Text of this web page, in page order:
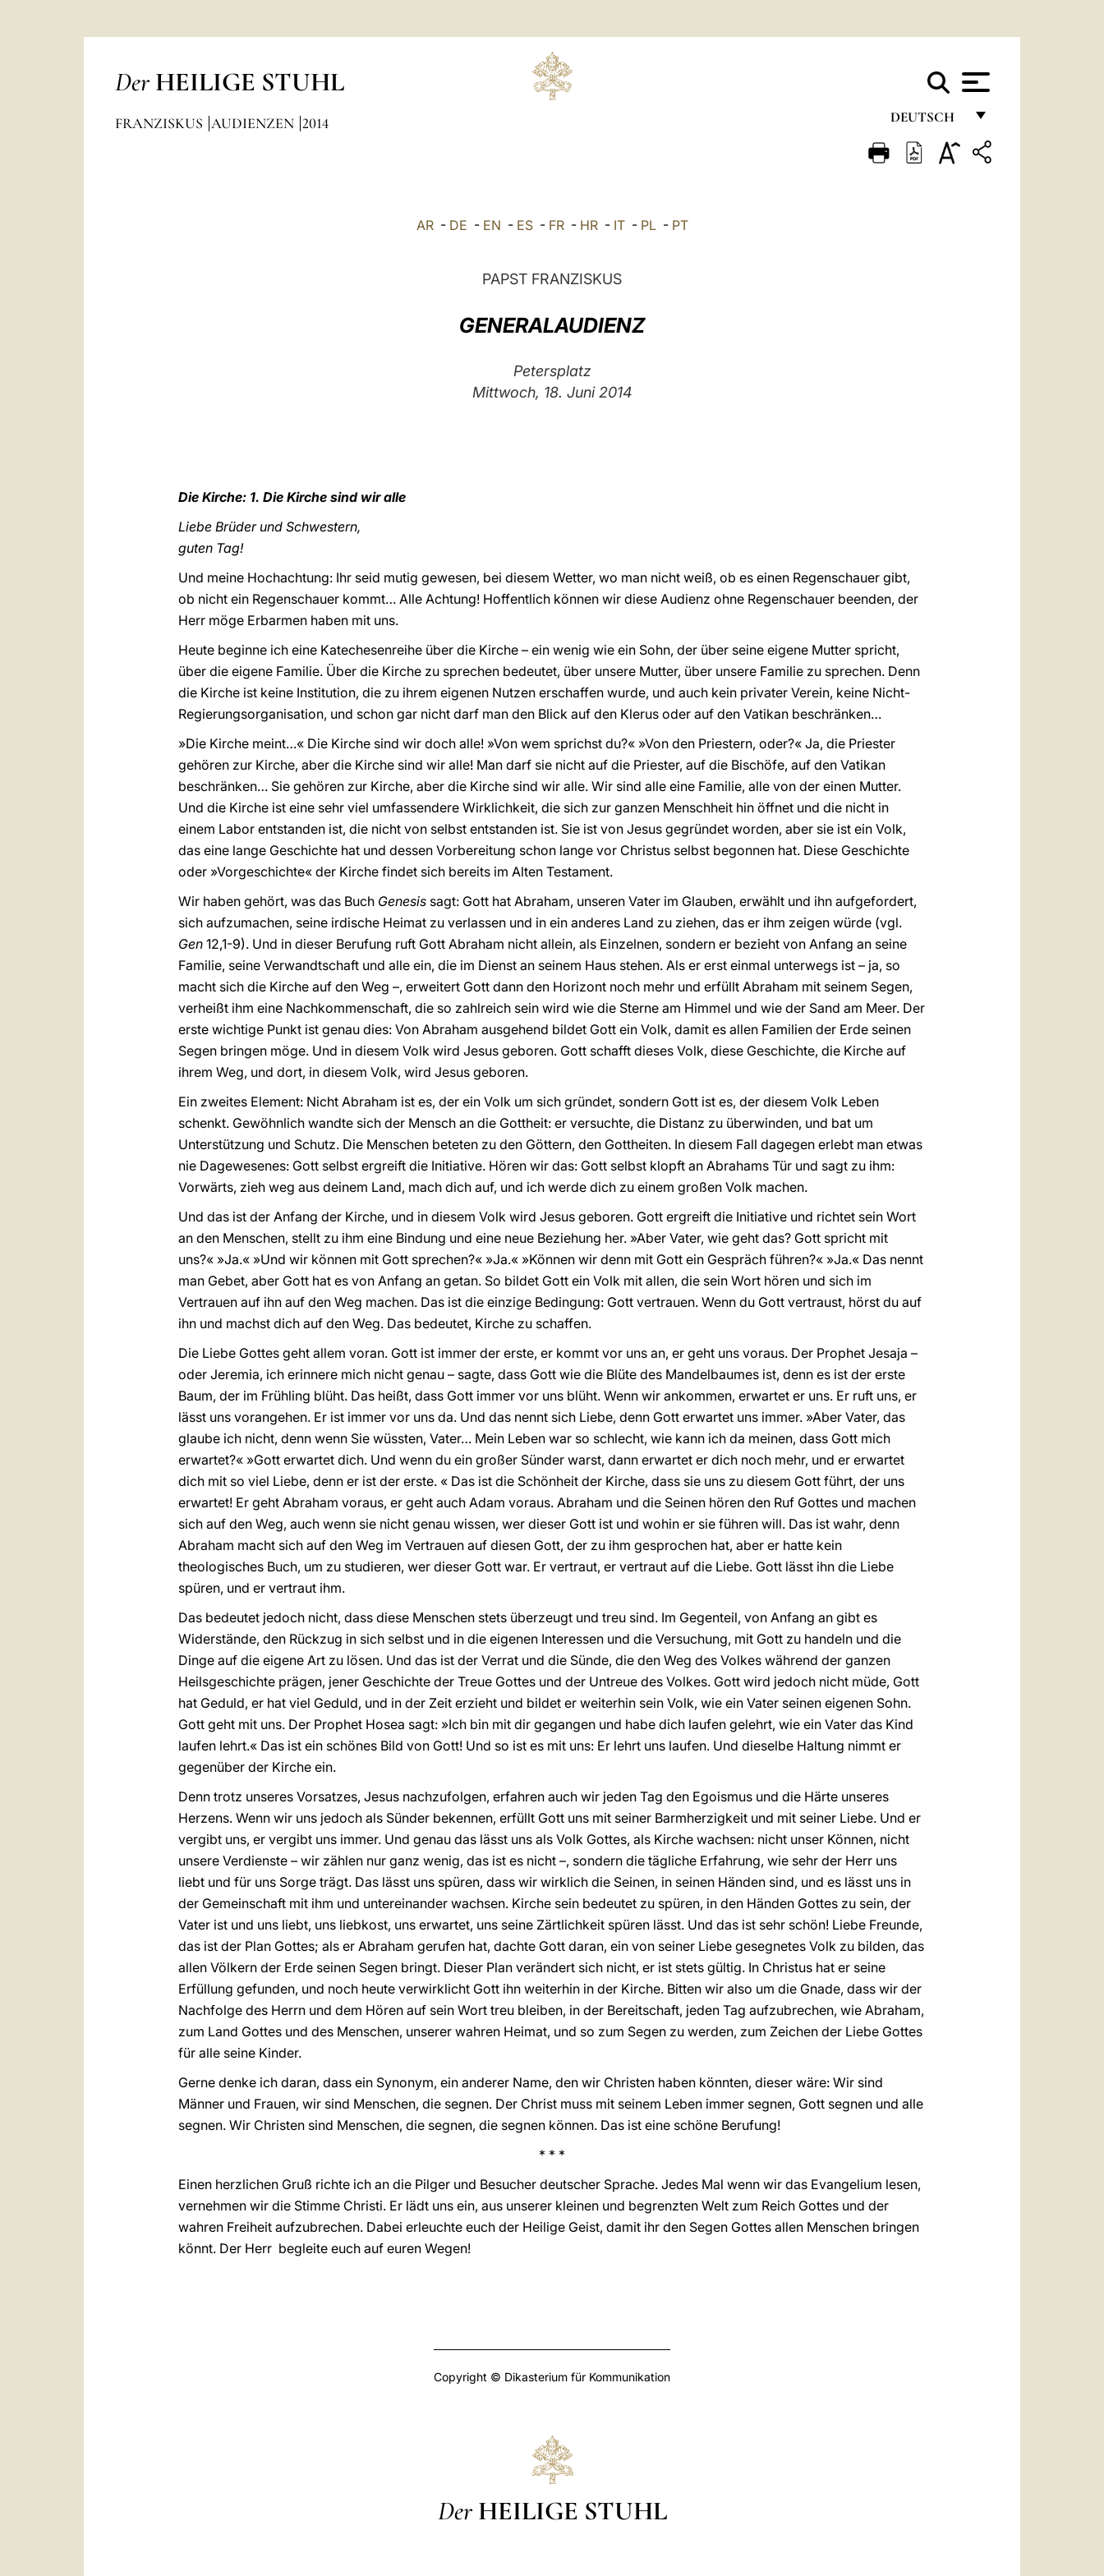
Der HEILIGE STUHL
DEUTSCH
FRANÇAIS
FRANZISKUS AUDIENZEN 2014
AR- DE - EN - ES- FR- HR- IT- PL- PT
PAPST FRANZISKUS
GENERALAUDIENZ
Petersplatz
Mittwoch, 18. Juni 2014
Die Kirche: 1. Die Kirche sind wir alle
Liebe Brüder und Schwestern,
guten Tag!
Und meine Hochachtung: Ihr seid mutig gewesen, bei diesem Wetter, wo man nicht weiß, ob es einen Regenschauer gibt,
ob nicht ein Regenschauer kommt… Alle Achtung! Hoffentlich können wir diese Audienz ohne Regenschauer beenden, der
Herr möge Erbarmen haben mit uns.
Heute beginne ich eine Katechesenreihe über die Kirche – ein wenig wie ein Sohn, der über seine eigene Mutter spricht,
über die eigene Familie. Über die Kirche zu sprechen bedeutet, über unsere Mutter, über unsere Familie zu sprechen. Denn
die Kirche ist keine Institution, die zu ihrem eigenen Nutzen erschaffen wurde, und auch kein privater Verein, keine Nicht-
Regierungsorganisation, und schon gar nicht darf man den Blick auf den Klerus oder auf den Vatikan beschränken…
»Die Kirche meint…« Die Kirche sind wir doch alle! »Von wem sprichst du?« »Von den Priestern, oder?« Ja, die Priester
gehören zur Kirche, aber die Kirche sind wir alle! Man darf sie nicht auf die Priester, auf die Bischöfe, auf den Vatikan
beschränken… Sie gehören zur Kirche, aber die Kirche sind wir alle. Wir sind alle eine Familie, alle von der einen Mutter.
Und die Kirche ist eine sehr viel umfassendere Wirklichkeit, die sich zur ganzen Menschheit hin öffnet und die nicht in
einem Labor entstanden ist, die nicht von selbst entstanden ist. Sie ist von Jesus gegründet worden, aber sie ist ein Volk,
das eine lange Geschichte hat und dessen Vorbereitung schon lange vor Christus selbst begonnen hat. Diese Geschichte
oder »Vorgeschichte« der Kirche findet sich bereits im Alten Testament.
Wir haben gehört, was das Buch Genesis sagt: Gott hat Abraham, unseren Vater im Glauben, erwählt und ihn aufgefordert,
sich aufzumachen, seine irdische Heimat zu verlassen und in ein anderes Land zu ziehen, das er ihm zeigen würde (vgl.
Gen 12,1-9). Und in dieser Berufung ruft Gott Abraham nicht allein, als Einzelnen, sondern er bezieht von Anfang an seine
Familie, seine Verwandtschaft und alle ein, die im Dienst an seinem Haus stehen. Als er erst einmal unterwegs ist – ja, so
macht sich die Kirche auf den Weg –, erweitert Gott dann den Horizont noch mehr und erfüllt Abraham mit seinem Segen,
verheißt ihm eine Nachkommenschaft, die so zahlreich sein wird wie die Sterne am Himmel und wie der Sand am Meer. Der
erste wichtige Punkt ist genau dies: Von Abraham ausgehend bildet Gott ein Volk, damit es allen Familien der Erde seinen
Segen bringen möge. Und in diesem Volk wird Jesus geboren. Gott schafft dieses Volk, diese Geschichte, die Kirche auf
ihrem Weg, und dort, in diesem Volk, wird Jesus geboren.
Ein zweites Element: Nicht Abraham ist es, der ein Volk um sich gründet, sondern Gott ist es, der diesem Volk Leben
schenkt. Gewöhnlich wandte sich der Mensch an die Gottheit: er versuchte, die Distanz zu überwinden, und bat um
Unterstützung und Schutz. Die Menschen beteten zu den Göttern, den Gottheiten. In diesem Fall dagegen erlebt man etwas
nie Dagewesenes: Gott selbst ergreift die Initiative. Hören wir das: Gott selbst klopft an Abrahams Tür und sagt zu ihm:
Vorwärts, zieh weg aus deinem Land, mach dich auf, und ich werde dich zu einem großen Volk machen.
Und das ist der Anfang der Kirche, und in diesem Volk wird Jesus geboren. Gott ergreift die Initiative und richtet sein Wort
an den Menschen, stellt zu ihm eine Bindung und eine neue Beziehung her. »Aber Vater, wie geht das? Gott spricht mit
uns?« »Ja.« »Und wir können mit Gott sprechen?« »Ja.« »Können wir denn mit Gott ein Gespräch führen?« »Ja.« Das nennt
man Gebet, aber Gott hat es von Anfang an getan. So bildet Gott ein Volk mit allen, die sein Wort hören und sich im
Vertrauen auf ihn auf den Weg machen. Das ist die einzige Bedingung: Gott vertrauen. Wenn du Gott vertraust, hörst du auf
ihn und machst dich auf den Weg. Das bedeutet, Kirche zu schaffen.
Die Liebe Gottes geht allem voran. Gott ist immer der erste, er kommt vor uns an, er geht uns voraus. Der Prophet Jesaja –
oder Jeremia, ich erinnere mich nicht genau – sagte, dass Gott wie die Blüte des Mandelbaumes ist, denn es ist der erste
Baum, der im Frühling blüht. Das heißt, dass Gott immer vor uns blüht. Wenn wir ankommen, erwartet er uns. Er ruft uns, er
lässt uns vorangehen. Er ist immer vor uns da. Und das nennt sich Liebe, denn Gott erwartet uns immer. »Aber Vater, das
glaube ich nicht, denn wenn Sie wüssten, Vater… Mein Leben war so schlecht, wie kann ich da meinen, dass Gott mich
erwartet?« »Gott erwartet dich. Und wenn du ein großer Sünder warst, dann erwartet er dich noch mehr, und er erwartet
dich mit so viel Liebe, denn er ist der erste. « Das ist die Schönheit der Kirche, dass sie uns zu diesem Gott führt, der uns
erwartet! Er geht Abraham voraus, er geht auch Adam voraus. Abraham und die Seinen hören den Ruf Gottes und machen
sich auf den Weg, auch wenn sie nicht genau wissen, wer dieser Gott ist und wohin er sie führen will. Das ist wahr, denn
Abraham macht sich auf den Weg im Vertrauen auf diesen Gott, der zu ihm gesprochen hat, aber er hatte kein
theologisches Buch, um zu studieren, wer dieser Gott war. Er vertraut, er vertraut auf die Liebe. Gott lässt ihn die Liebe
spüren, und er vertraut ihm.
Das bedeutet jedoch nicht, dass diese Menschen stets überzeugt und treu sind. Im Gegenteil, von Anfang an gibt es
Widerstände, den Rückzug in sich selbst und in die eigenen Interessen und die Versuchung, mit Gott zu handeln und die
Dinge auf die eigene Art zu lösen. Und das ist der Verrat und die Sünde, die den Weg des Volkes während der ganzen
Heilsgeschichte prägen, jener Geschichte der Treue Gottes und der Untreue des Volkes. Gott wird jedoch nicht müde, Gott
hat Geduld, er hat viel Geduld, und in der Zeit erzieht und bildet er weiterhin sein Volk, wie ein Vater seinen eigenen Sohn.
Gott geht mit uns. Der Prophet Hosea sagt: »Ich bin mit dir gegangen und habe dich laufen gelehrt, wie ein Vater das Kind
laufen lehrt.« Das ist ein schönes Bild von Gott! Und so ist es mit uns: Er lehrt uns laufen. Und dieselbe Haltung nimmt er
gegenüber der Kirche ein.
Denn trotz unseres Vorsatzes, Jesus nachzufolgen, erfahren auch wir jeden Tag den Egoismus und die Härte unseres
Herzens. Wenn wir uns jedoch als Sünder bekennen, erfüllt Gott uns mit seiner Barmherzigkeit und mit seiner Liebe. Und er
vergibt uns, er vergibt uns immer. Und genau das lässt uns als Volk Gottes, als Kirche wachsen: nicht unser Können, nicht
unsere Verdienste – wir zählen nur ganz wenig, das ist es nicht –, sondern die tägliche Erfahrung, wie sehr der Herr uns
liebt und für uns Sorge trägt. Das lässt uns spüren, dass wir wirklich die Seinen, in seinen Händen sind, und es lässt uns in
der Gemeinschaft mit ihm und untereinander wachsen. Kirche sein bedeutet zu spüren, in den Händen Gottes zu sein, der
Vater ist und uns liebt, uns liebkost, uns erwartet, uns seine Zärtlichkeit spüren lässt. Und das ist sehr schön! Liebe Freunde,
das ist der Plan Gottes; als er Abraham gerufen hat, dachte Gott daran, ein von seiner Liebe gesegnetes Volk zu bilden, das
allen Völkern der Erde seinen Segen bringt. Dieser Plan verändert sich nicht, er ist stets gültig. In Christus hat er seine
Erfüllung gefunden, und noch heute verwirklicht Gott ihn weiterhin in der Kirche. Bitten wir also um die Gnade, dass wir der
Nachfolge des Herrn und dem Hören auf sein Wort treu bleiben, in der Bereitschaft, jeden Tag aufzubrechen, wie Abraham,
zum Land Gottes und des Menschen, unserer wahren Heimat, und so zum Segen zu werden, zum Zeichen der Liebe Gottes
für alle seine Kinder.
Gerne denke ich daran, dass ein Synonym, ein anderer Name, den wir Christen haben könnten, dieser wäre: Wir sind
Männer und Frauen, wir sind Menschen, die segnen. Der Christ muss mit seinem Leben immer segnen, Gott segnen und alle
segnen. Wir Christen sind Menschen, die segnen, die segnen können. Das ist eine schöne Berufung!
* * *
Einen herzlichen Gruß richte ich an die Pilger und Besucher deutscher Sprache. Jedes Mal wenn wir das Evangelium lesen,
vernehmen wir die Stimme Christi. Er lädt uns ein, aus unserer kleinen und begrenzten Welt zum Reich Gottes und der
wahren Freiheit aufzubrechen. Dabei erleuchte euch der Heilige Geist, damit ihr den Segen Gottes allen Menschen bringen
könnt. Der Herr begleite euch auf euren Wegen!
Copyright © Dikasterium für Kommunikation
Der HEILIGE STUHL